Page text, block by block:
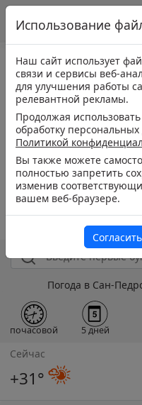
Погода в Сан-
почасовой 5 дней
Сейчас
+31°
Использование
Наш сайт использует
связи и сервисы веб-
для улучшения работы
релевантной рекламы.
Продолжая
обработку
Политикой
Вы также можете
полностью запретить
изменив
вашем веб-браузере.